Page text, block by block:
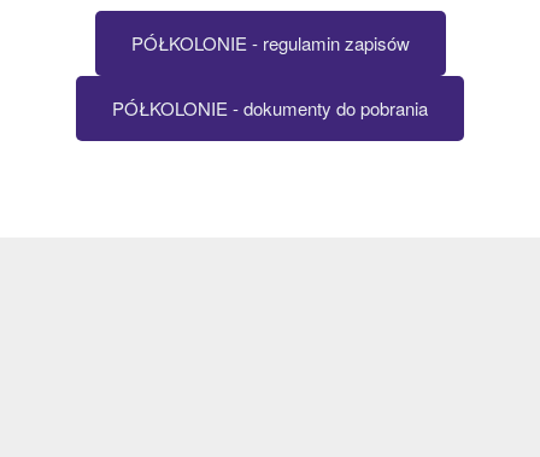
PÓŁKOLONIE - regulamin zapisów
PÓŁKOLONIE - dokumenty do pobrania